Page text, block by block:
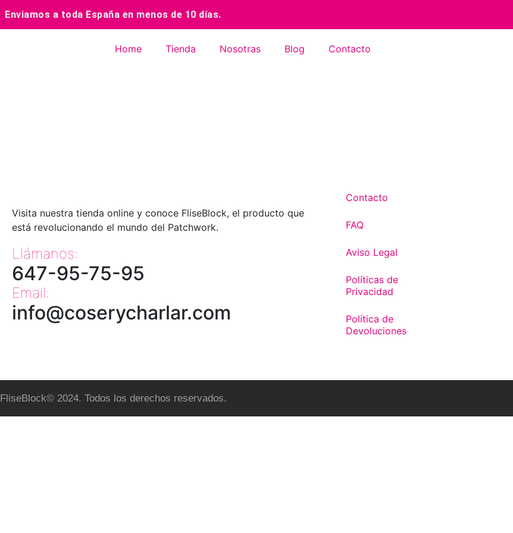
Enviamos a toda España en menos de 10 días.
Home Tienda Nosotras Blog Contacto
Visita nuestra tienda online y conoce FliseBlock, el producto que
está revolucionando el mundo del Patchwork.
Llámanos:
647-95-75-95
Email:
info@coserycharlar.com
Contacto
FAQ
Aviso Legal
Políticas de
Privacidad
Política de
Devoluciones
FliseBlock© 2024. Todos los derechos reservados.